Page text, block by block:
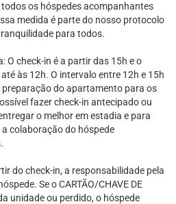
os hóspedes acompanhantes
medida é parte do nosso protocolo
para todos.
O check-in é a partir das 15h e o
às 12h. O intervalo entre 12h e 15h
preparação do apartamento para os
fazer check-in antecipado ou
o melhor em estadia e para
colaboração do hóspede
do check-in, a responsabilidade pela
Se o CARTÃO/CHAVE DE
unidade ou perdido, o hóspede